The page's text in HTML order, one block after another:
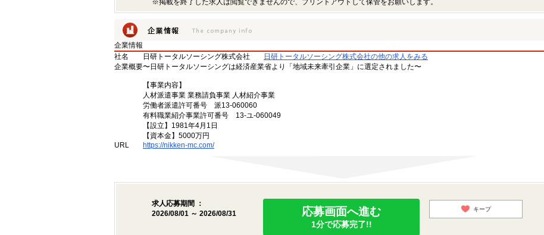
※掲載を終了した求人は閲覧できませんので、プリントアウトして保管をお願いします。
企業情報
社名
日研トータルソーシング株式会社
日研トータルソーシング株式会社の他の求人をみる
企業概要〜日研トータルソーシングは経済産業省より「地域未来牽引企業」に選定されました〜
【事業内容】
人材派遣事業 業務請負事業 人材紹介事業
労働者派遣許可番号 派13-060060
有料職業紹介事業許可番号 13-ユ-060049
【設立】1981年4月1日
【資本金】5000万円
URL
https://nikken-mc.com/
求人応募期間 ：
2026/08/01 ～ 2026/08/31
応募画面へ進む
1分で応募完了!!
キープ